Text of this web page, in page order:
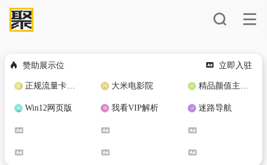
赞助展示位 立即入驻
正规流量卡免费加盟合作 大米电影院 精品颜值主播定制
Win12网页版 我看VIP解析 迷路导航